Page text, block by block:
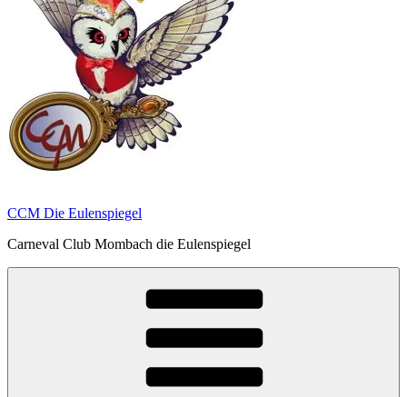
CCM Die Eulenspiegel
Carneval Club Mombach die Eulenspiegel